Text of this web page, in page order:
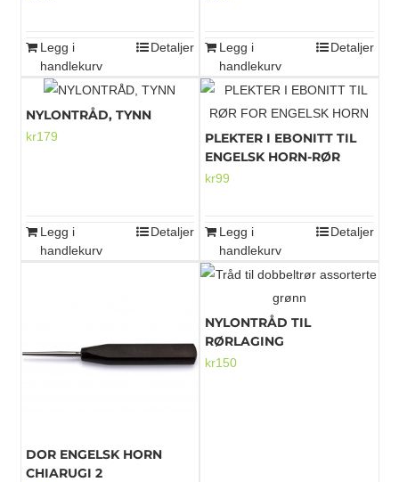
Legg i
handlekurv
Detaljer
Legg i
handlekurv
Detaljer
NYLONTRÅD, TYNN
kr179
Legg i
handlekurv
Detaljer
PLEKTER I EBONITT TIL
ENGELSK HORN-RØR
kr99
Legg i
handlekurv
Detaljer
DOR ENGELSK HORN
CHIARUGI 2
NYLONTRÅD TIL
RØRLAGING
kr150